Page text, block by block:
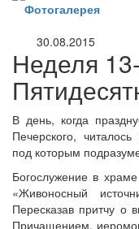
Фотогалерея
30.08.2015
Неделя
В день, когда
Печерского,
под которым
Богослужение в
«Живоносный
Пересказав притчу о
Причащением,